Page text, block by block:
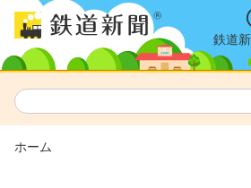
鉄道
ホーム